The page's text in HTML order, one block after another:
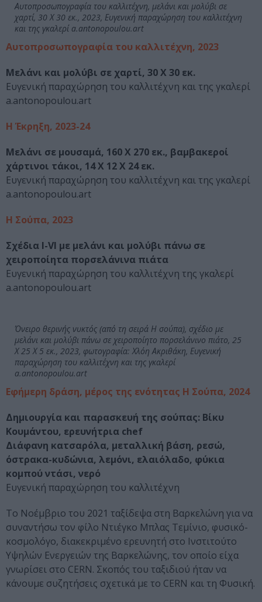
Αυτοπροσωπογραφία του καλλιτέχνη, μελάνι και μολύβι σε
χαρτί, 30 Χ 30 εκ., 2023, Ευγενική παραχώρηση του καλλιτέχνη
και της γκαλερί a.antonopoulou.art
Αυτοπροσωπογραφία του καλλιτέχνη, 2023
Μελάνι και μολύβι σε χαρτί, 30 Χ 30 εκ.
Ευγενική παραχώρηση του καλλιτέχνη και της γκαλερί
a.antonopoulou.art
Η Έκρηξη, 2023-24
Μελάνι σε μουσαμά, 160 Χ 270 εκ., βαμβακεροί
χάρτινoι τάκοι, 14 Χ 12 Χ 24 εκ.
Ευγενική παραχώρηση του καλλιτέχνη και της γκαλερί
a.antonopoulou.art
Η Σούπα, 2023
Σχέδια Ι-VI με μελάνι και μολύβι πάνω σε
χειροποίητα πορσελάνινα πιάτα
Ευγενική παραχώρηση του καλλιτέχνη της γκαλερί
a.antonopoulou.art
Όνειρο θερινής νυκτός (από τη σειρά Η σούπα), σχέδιο με
μελάνι και μολύβι πάνω σε χειροποίητο πορσελάνινο πιάτο, 25
Χ 25 Χ 5 εκ., 2023, φωτογραφία: Χλόη Ακριθάκη, Ευγενική
παραχώρηση του καλλιτέχνη και της γκαλερί
a.antonopoulou.art
Εφήμερη δράση, μέρος της ενότητας Η Σούπα, 2024
Δημιουργία και παρασκευή της σούπας: Βίκυ
Κουμάντου, ερευνήτρια chef
Διάφανη κατσαρόλα, μεταλλική βάση, ρεσώ,
όστρακα-κυδώνια, λεμόνι, ελαιόλαδο, φύκια
κομπού ντάσι, νερό
Ευγενική παραχώρηση του καλλιτέχνη
Το Νοέμβριο του 2021 ταξίδεψα στη Βαρκελώνη για να
συναντήσω τον φίλο Ντιέγκο Μπλας Τεμίνιο, φυσικό-
κοσμολόγο, διακεκριμένο ερευνητή στο Ινστιτούτο
Υψηλών Ενεργειών της Βαρκελώνης, τον οποίο είχα
γνωρίσει στο CERN. Σκοπός του ταξιδιού ήταν να
κάνουμε συζητήσεις σχετικά με το CERN και τη Φυσική.